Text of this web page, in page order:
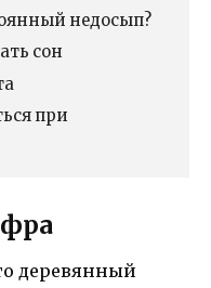
недосып?
сон
при
деревянный